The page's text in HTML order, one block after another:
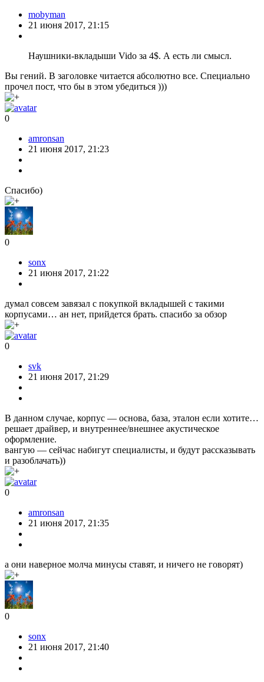
mobyman
21 июня 2017, 21:15
Наушники-вкладыши Vido за 4$. А есть ли смысл.
Вы гений. В заголовке читается абсолютно все. Специально
прочел пост, что бы в этом убедиться )))
0
amronsan
21 июня 2017, 21:23
Спасибо)
0
sonx
21 июня 2017, 21:22
думал совсем завязал с покупкой вкладышей с такими
корпусами… ан нет, прийдется брать. спасибо за обзор
0
svk
21 июня 2017, 21:29
В данном случае, корпус — основа, база, эталон если хотите…
решает драйвер, и внутреннее/внешнее акустическое
оформление.
вангую — сейчас набигут специалисты, и будут рассказывать
и разоблачать))
0
amronsan
21 июня 2017, 21:35
а они наверное молча минусы ставят, и ничего не говорят)
0
sonx
21 июня 2017, 21:40